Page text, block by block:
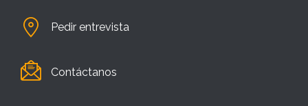
Pedir entrevista
Contáctanos